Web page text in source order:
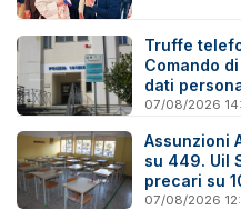
Truffe
Comando
dati
07/08/2026
Assunzioni
su 449. Uil
precari su
07/08/2026